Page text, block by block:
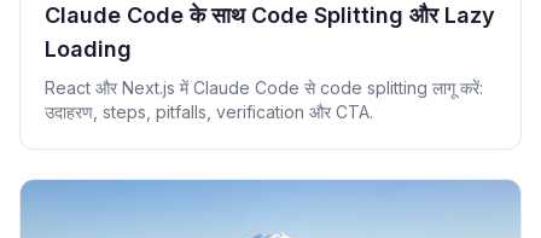
Claude Code के साथ Code Splitting और Lazy
Loading
React और Next.js में Claude Code से code splitting लागू करें:
उदाहरण, steps, pitfalls, verification और CTA.